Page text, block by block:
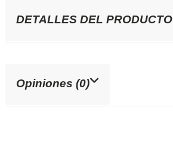
DETALLES DEL PRODUCTO
Opiniones (0)